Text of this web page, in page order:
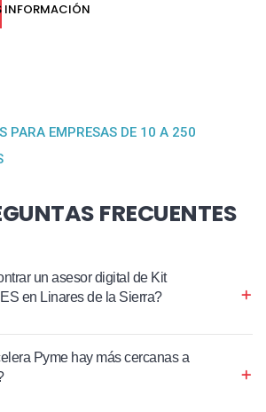
INFORMACIÓN
PARA EMPRESAS DE 10 A 250
FRECUENTES
un asesor digital de Kit
en Linares de la Sierra?
Pyme hay más cercanas a